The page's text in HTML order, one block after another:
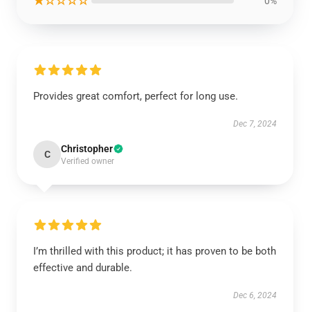
Provides great comfort, perfect for long use.
Dec 7, 2024
C Christopher
Verified owner
I’m thrilled with this product; it has proven to be both
effective and durable.
Dec 6, 2024